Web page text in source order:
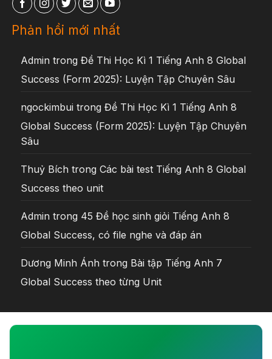
Phản hồi mới nhất
Admin trong Đề Thi Học Kì 1 Tiếng Anh 8 Global
Success (Form 2025): Luyện Tập Chuyên Sâu
ngockimbui trong Đề Thi Học Kì 1 Tiếng Anh 8
Global Success (Form 2025): Luyện Tập Chuyên
Sâu
Thuỷ Bích trong Các bài test Tiếng Anh 8 Global
Success theo unit
Admin trong 45 Đề học sinh giỏi Tiếng Anh 8
Global Success, có file nghe và đáp án
Dương Minh Ánh trong Bài tập Tiếng Anh 7
Global Success theo từng Unit